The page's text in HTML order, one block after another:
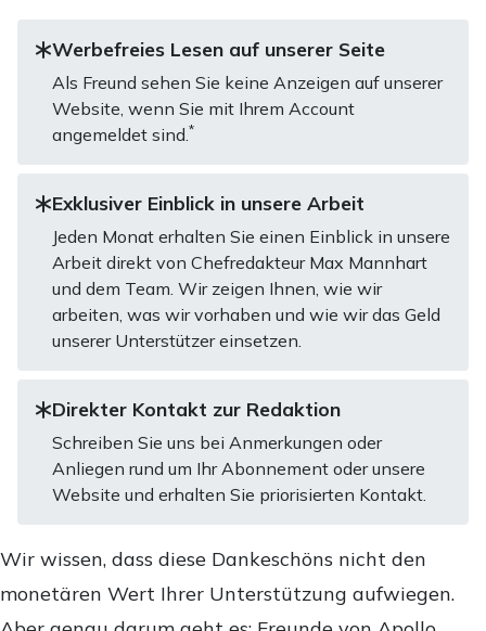
Werbefreies Lesen auf unserer Seite
Als Freund sehen Sie keine Anzeigen auf unserer
Website, wenn Sie mit Ihrem Account
angemeldet sind.*
Exklusiver Einblick in unsere Arbeit
Jeden Monat erhalten Sie einen Einblick in unsere
Arbeit direkt von Chefredakteur Max Mannhart
und dem Team. Wir zeigen Ihnen, wie wir
arbeiten, was wir vorhaben und wie wir das Geld
unserer Unterstützer einsetzen.
Direkter Kontakt zur Redaktion
Schreiben Sie uns bei Anmerkungen oder
Anliegen rund um Ihr Abonnement oder unsere
Website und erhalten Sie priorisierten Kontakt.
Wir wissen, dass diese Dankeschöns nicht den
monetären Wert Ihrer Unterstützung aufwiegen.